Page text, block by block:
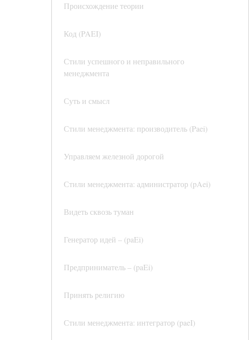
Происхождение теории
Код (PAEI)
Стили успешного и неправильного
менеджмента
Суть и смысл
Стили менеджмента: производитель (Paei)
Управляем железной дорогой
Стили менеджмента: администратор (pAei)
Видеть сквозь туман
Генератор идей – (paEi)
Предприниматель – (paEi)
Принять религию
Стили менеджмента: интегратор (paeI)